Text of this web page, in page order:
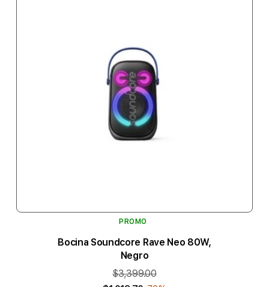
PROMO
Bocina Soundcore Rave Neo 80W,
Negro
$3,399.00